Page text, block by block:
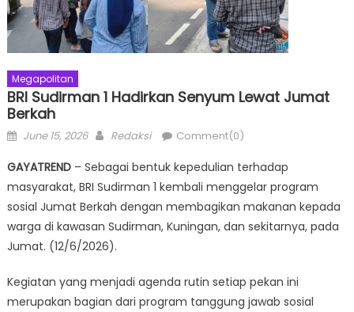
Megapolitan
BRI Sudirman 1 Hadirkan Senyum Lewat Jumat
Berkah
Posted
June 15, 2026 Author
Redaksi Comment(0)
GAYATREND– Sebagai bentuk kepedulian terhadap
masyarakat, BRI Sudirman 1 kembali menggelar program
sosial Jumat Berkah dengan membagikan makanan kepada
warga di kawasan Sudirman, Kuningan, dan sekitarnya, pada
Jumat. (12/6/2026).
Kegiatan yang menjadi agenda rutin setiap pekan ini
merupakan bagian dari program tanggung jawab sosial